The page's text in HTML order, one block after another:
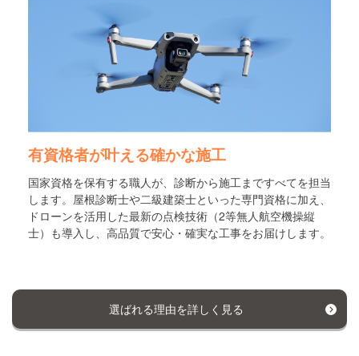
有資格者が叶える確かな施工
国家資格を保有する職人が、診断から施工まですべてを担当
します。屋根診断士や二級建築士といった専門資格に加え、
ドローンを活用した最新の点検技術（2等無人航空機操縦
士）も導入し、高品質で安心・確実な工事をお届けします。
選ばれる理由を詳しく見る